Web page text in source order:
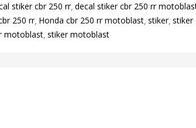
stiker cbr 250 rr decal stiker cbr 250 rr
250 rr Honda cbr 250 rr motoblast stiker stiker
motoblast stiker motoblast